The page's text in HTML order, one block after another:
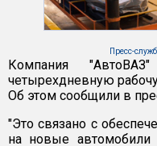
Пресс-
Компания
четырехдневную
Об этом сообщили в
"Это связано с
на новые